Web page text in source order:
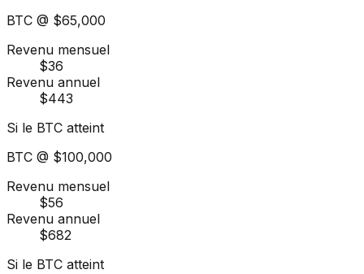
BTC @ $65,000
Revenu mensuel
$36
Revenu annuel
$443
Si le BTC atteint
BTC @ $100,000
Revenu mensuel
$56
Revenu annuel
$682
Si le BTC atteint